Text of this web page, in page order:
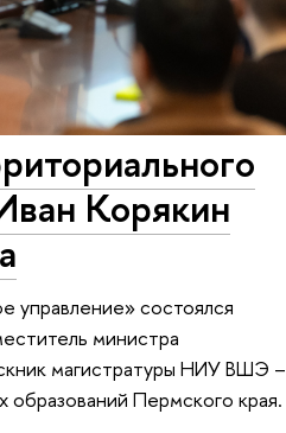
Корякин
управление» состоялся
министра
магистратуры НИУ ВШЭ –
образований Пермского края.